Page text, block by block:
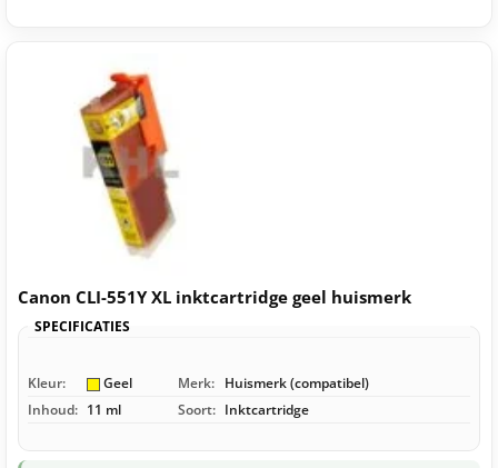
Canon CLI-551Y XL inktcartridge geel huismerk
SPECIFICATIES
Kleur: Geel Merk: Huismerk (compatibel)
Inhoud: 11 ml Soort: Inktcartridge